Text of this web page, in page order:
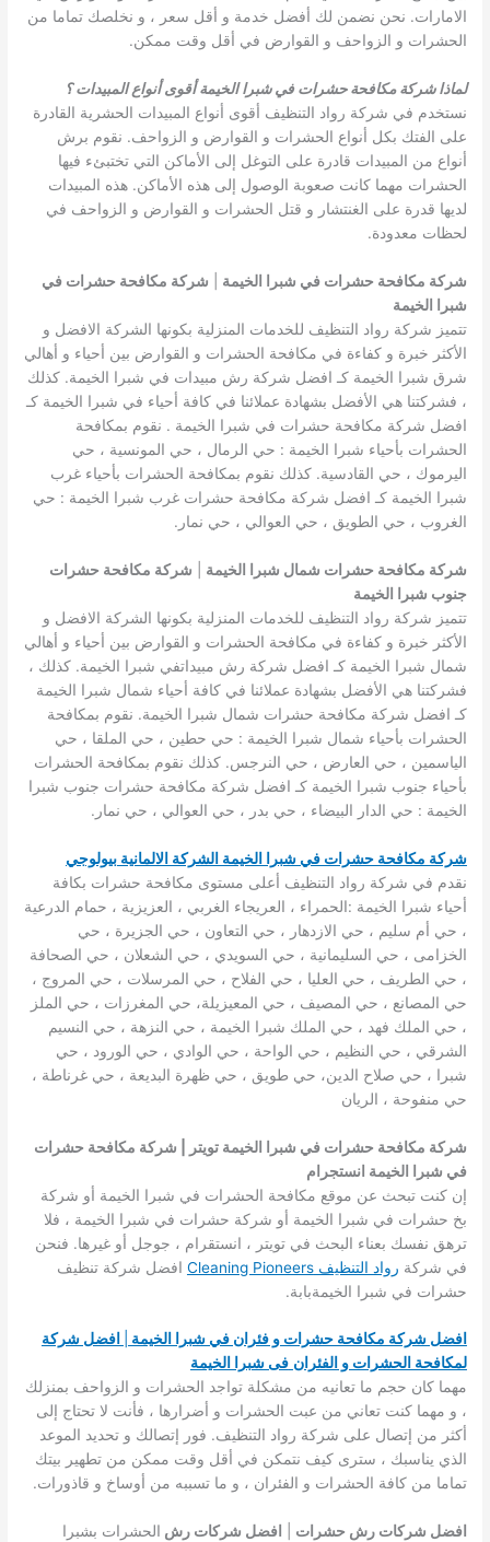
الامارات. نحن نضمن لك أفضل خدمة و أقل سعر ، و نخلصك تماما من
الحشرات و الزواحف و القوارض في أقل وقت ممكن.
لماذا شركة مكافحة حشرات في شبرا الخيمة أقوى أنواع المبيدات ؟
نستخدم في شركة رواد التنظيف أقوى أنواع المبيدات الحشرية القادرة
على الفتك بكل أنواع الحشرات و القوارض و الزواحف. نقوم برش
أنواع من المبيدات قادرة على التوغل إلى الأماكن التي تختبئء فيها
الحشرات مهما كانت صعوبة الوصول إلى هذه الأماكن. هذه المبيدات
لديها قدرة على الغنتشار و قتل الحشرات و القوارض و الزواحف في
لحظات معدودة.
شركة مكافحة حشرات في شبرا الخيمة
شركة مكافحة حشرات في
شبرا الخيمة
تتميز شركة رواد التنظيف للخدمات المنزلية بكونها الشركة الافضل و
الأكثر خبرة و كفاءة في مكافحة الحشرات و القوارض بين أحياء و أهالي
شرق شبرا الخيمة كـ افضل شركة رش مبيدات في شبرا الخيمة. كذلك
، فشركتنا هي الأفضل بشهادة عملائنا في كافة أحياء في شبرا الخيمة كـ
افضل شركة مكافحة حشرات في شبرا الخيمة . نقوم بمكافحة
الحشرات بأحياء شبرا الخيمة : حي الرمال ، حي المونسية ، حي
اليرموك ، حي القادسية. كذلك نقوم بمكافحة الحشرات بأحياء غرب
شبرا الخيمة كـ افضل شركة مكافحة حشرات غرب شبرا الخيمة : حي
الغروب ، حي الطويق ، حي العوالي ، حي نمار.
شركة مكافحة حشرات شمال شبرا الخيمة
شركة مكافحة حشرات
جنوب شبرا الخيمة
تتميز شركة رواد التنظيف للخدمات المنزلية بكونها الشركة الافضل و
الأكثر خبرة و كفاءة في مكافحة الحشرات و القوارض بين أحياء و أهالي
شمال شبرا الخيمة كـ افضل شركة رش مبيداتفي شبرا الخيمة. كذلك ،
فشركتنا هي الأفضل بشهادة عملائنا في كافة أحياء شمال شبرا الخيمة
كـ افضل شركة مكافحة حشرات شمال شبرا الخيمة. نقوم بمكافحة
الحشرات بأحياء شمال شبرا الخيمة : حي حطين ، حي الملقا ، حي
الياسمين ، حي العارض ، حي النرجس. كذلك نقوم بمكافحة الحشرات
بأحياء جنوب شبرا الخيمة كـ افضل شركة مكافحة حشرات جنوب شبرا
الخيمة : حي الدار البيضاء ، حي بدر ، حي العوالي ، حي نمار.
شركة مكافحة حشرات في شبرا الخيمة الشركة الالمانية بيولوجي
نقدم في شركة رواد التنظيف أعلى مستوى مكافحة حشرات بكافة
أحياء شبرا الخيمة :الحمراء ، العريجاء الغربي ، العزيزية ، حمام الدرعية
، حي أم سليم ، حي الازدهار ، حي التعاون ، حي الجزيرة ، حي
الخزامى ، حي السليمانية ، حي السويدي ، حي الشعلان ، حي الصحافة
، حي الطريف ، حي العليا ، حي الفلاح ، حي المرسلات ، حي المروج ،
حي المصانع ، حي المصيف ، حي المعيزيلة، حي المغرزات ، حي الملز
، حي الملك فهد ، حي الملك شبرا الخيمة ، حي النزهة ، حي النسيم
الشرقي ، حي النظيم ، حي الواحة ، حي الوادي ، حي الورود ، حي
شبرا ، حي صلاح الدين، حي طويق ، حي ظهرة البديعة ، حي غرناطة ،
حي منفوحة ، الريان
شركة مكافحة حشرات في شبرا الخيمة تويتر | شركة مكافحة حشرات
في شبرا الخيمة انستجرام
إن كنت تبحث عن موقع مكافحة الحشرات في شبرا الخيمة أو شركة
بخ حشرات في شبرا الخيمة أو شركة حشرات في شبرا الخيمة ، فلا
ترهق نفسك بعناء البحث في تويتر ، انستقرام ، جوجل أو غيرها. فنحن
في شركة رواد التنظيف Cleaning Pioneers
افضل شركة تنظيف
حشرات في شبرا الخيمةبابة.
افضل شركة مكافحة حشرات و فئران في شبرا الخيمة
افضل شركة
لمكافحة الحشرات و الفئران فى شبرا الخيمة
مهما كان حجم ما تعانيه من مشكلة تواجد الحشرات و الزواحف بمنزلك
، و مهما كنت تعاني من عبت الحشرات و أضرارها ، فأنت لا تحتاج إلى
أكثر من إتصال على شركة رواد التنظيف. فور إتصالك و تحديد الموعد
الذي يناسبك ، سترى كيف نتمكن في أقل وقت ممكن من تطهير بيتك
تماما من كافة الحشرات و الفئران ، و ما تسببه من أوساخ و قاذورات.
افضل شركات رش حشرات افضل شركات رش الحشرات بشبرا